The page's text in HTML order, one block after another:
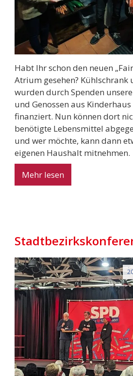
Habt Ihr schon den neuen
Atrium gesehen? Kühlschrank
wurden durch Spenden
und Genossen aus
finanziert. Nun können dort
benötigte Lebensmittel
und wer möchte, kann dann
eigenen Haushalt mitnehmen.
Mehr lesen